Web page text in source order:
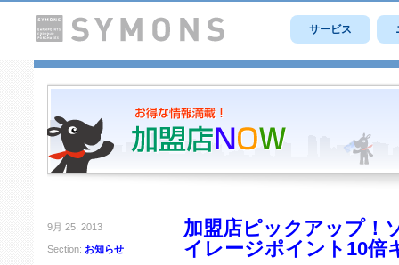
サービス
9月 25, 2013
Section: お知らせ
加盟店ピックアップ
イレージポイント10倍